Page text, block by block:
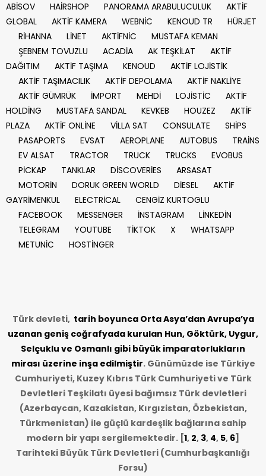
ABİSOV
HAİRSHOP PANORAMA ARABULUCULUK
AKTİF
GLOBAL
AKTİF KAMERA WEBNİC KENOUD TR
HÜRJET
RİHANNA
LİNET AKTİFNİC
MUSTAFA KEMAN
ŞEBNEM TOVUZLU
ACADİA AK TEŞKİLAT
AKTİF
DAĞITIM
AKTİF TAŞIMA KENOUD
AKTİF LOJİSTİK
AKTİF TAŞIMACILIK
AKTİF DEPOLAMA
AKTİF NAKLİYE
AKTİF GÜMRÜK
İMPORT MEHDİ LOJİSTİC
AKTİF
HOLDİNG
MUSTAFA SANDAL KEVKEB HOUZEZ
AKTİF
PLAZA
AKTİF ONLİNE VİLLA SAT CONSULATE
SHİPS
PASAPORTS
EVSAT AEROPLANE AUTOBUS
TRAİNS
EV ALSAT
TRACTOR TRUCK TRUCKS
EVOBUS
PİCKAP
TANKLAR DİSCOVERİES
ARSASAT
MOTORİN
DORUK GREEN WORLD DİESEL
AKTİF
GAYRİMENKUL
ELECTRİCAL
CENGİZ KURTOGLU
FACEBOOK
MESSENGER İNSTAGRAM
LİNKEDİN
TELEGRAM
YOUTUBE TİKTOK X
WHATSAPP
METUNİC
HOSTİNGER
Türk devleti, tarih boyunca Orta Asya’dan Avrupa’ya
uzanan geniş coğrafyada kurulan Hun, Göktürk, Uygur,
Selçuklu ve Osmanlı gibi büyük imparatorlukların
mirası üzerine inşa edilmiştir. Günümüzde ise Türkiye
Cumhuriyeti, Kuzey Kıbrıs Türk Cumhuriyeti ve Türk
Devletleri Teşkilatı üyesi bağımsız Türk devletleri
(Azerbaycan, Kazakistan, Kırgızistan, Özbekistan,
Türkmenistan) ile güçlü kardeşlik bağlarına sahip
modern bir yapı sergilemektedir. [1, 2, 3, 4, 5, 6]
Tarihteki Büyük Türk Devletleri (Cumhurbaşkanlığı
Forsu)